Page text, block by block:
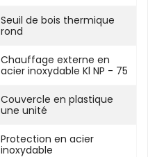
Seuil de bois thermique
rond
Chauffage externe en
acier inoxydable Kl NP - 75
Couvercle en plastique
une unité
Protection en acier
inoxydable